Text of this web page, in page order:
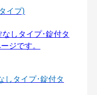
イプ)
しタイプ･錠付タ